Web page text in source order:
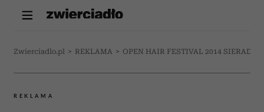
Zwierciadlo.pl > REKLAMA > OPEN HAIR FESTIVAL 2014 SIERADZ
REKLAMA